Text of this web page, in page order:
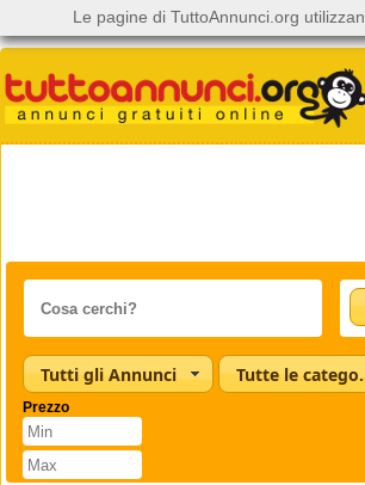
Tutti gli Annunci
Prezzo
Le pagine di TuttoAnnunci.org